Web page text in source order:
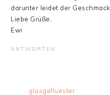
darunter leidet der
Liebe Grüße,
Ewi
ANTWORTEN
glasgefluester